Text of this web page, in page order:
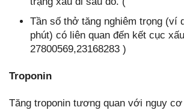
Tần số thở tăng nghiêm trọng (ví
phút) có liên quan đến kết cục
27800569,23168283 )
Troponin
Tăng troponin tương quan với nguy